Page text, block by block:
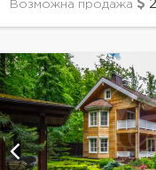
Возможна продажа